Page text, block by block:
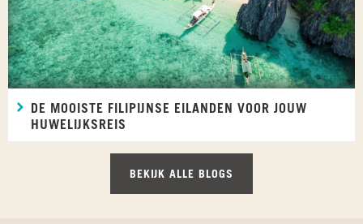
DE MOOISTE FILIPIJNSE EILANDEN VOOR JOUW
HUWELIJKSREIS
BEKIJK ALLE BLOGS